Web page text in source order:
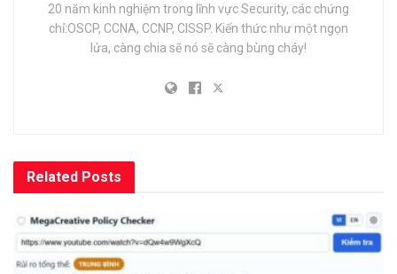
20 năm kinh nghiệm trong lĩnh vực Security, các chứng
chỉ:OSCP, CCNA, CCNP, CISSP. Kiến thức như một ngọn
lửa, càng chia sẽ nó sẽ càng bùng cháy!
Related Posts